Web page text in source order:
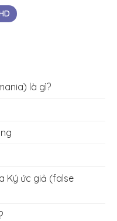
là gì?
Ký ức giả (false